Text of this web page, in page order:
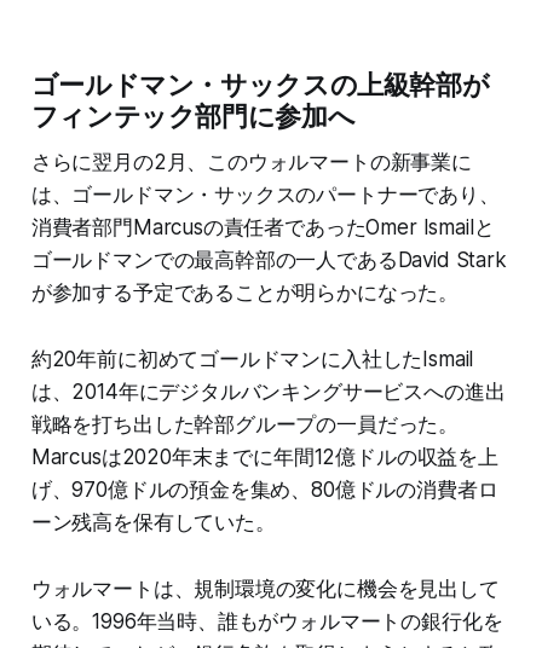
ゴールドマン・サックスの上級幹部が
フィンテック部門に参加へ
さらに翌月の2月、このウォルマートの新事業に
は、ゴールドマン・サックスのパートナーであり、
消費者部門Marcusの責任者であったOmer Ismailと
ゴールドマンでの最高幹部の一人であるDavid Stark
が参加する予定であることが明らかになった。
約20年前に初めてゴールドマンに入社したIsmail
は、2014年にデジタルバンキングサービスへの進出
戦略を打ち出した幹部グループの一員だった。
Marcusは2020年末までに年間12億ドルの収益を上
げ、970億ドルの預金を集め、80億ドルの消費者ロ
ーン残高を保有していた。
ウォルマートは、規制環境の変化に機会を見出して
いる。1996年当時、誰もがウォルマートの銀行化を